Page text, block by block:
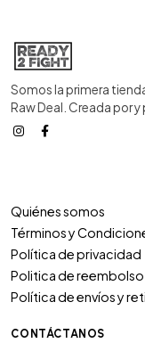
Somos la primera
Raw Deal. Creada por y
Quiénes somos
Términos y
Política de privacidad
Politica de reembolso
Política de envíos y
CONTÁCTANOS